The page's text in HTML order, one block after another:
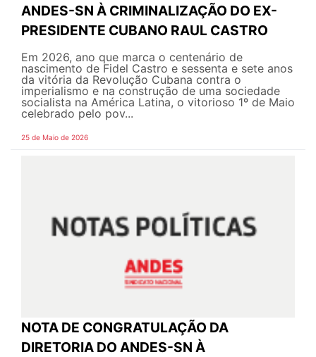
ANDES-SN À CRIMINALIZAÇÃO DO EX-
PRESIDENTE CUBANO RAUL CASTRO
Em 2026, ano que marca o centenário de
nascimento de Fidel Castro e sessenta e sete anos
da vitória da Revolução Cubana contra o
imperialismo e na construção de uma sociedade
socialista na América Latina, o vitorioso 1º de Maio
celebrado pelo pov...
25 de Maio de 2026
NOTA DE CONGRATULAÇÃO DA
DIRETORIA DO ANDES-SN À